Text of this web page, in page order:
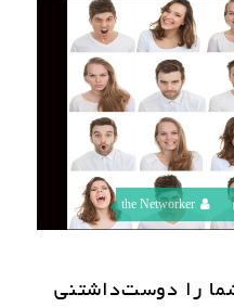
the Networker
شما را دوست‌داشتنی